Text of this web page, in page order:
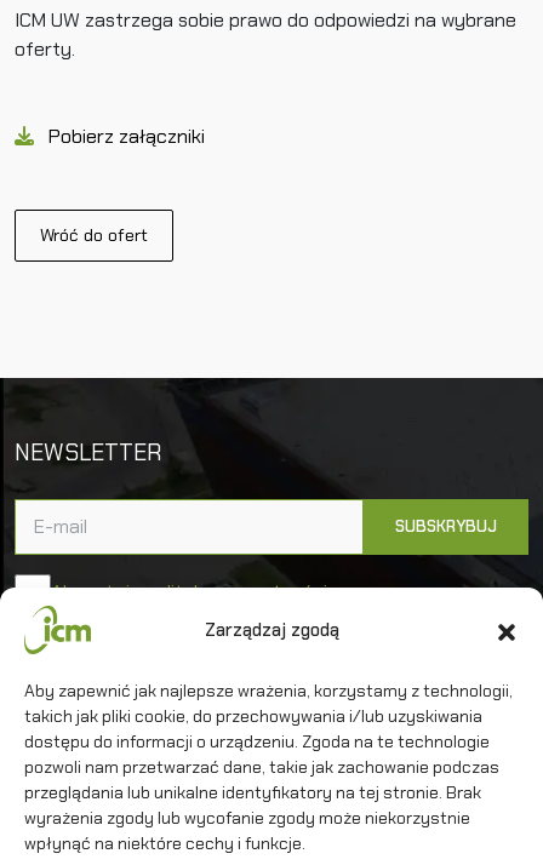
Zarządzaj zgodą
Aby zapewnić jak najlepsze wrażenia, korzystamy z technologii,
takich jak pliki cookie, do przechowywania i/lub uzyskiwania
dostępu do informacji o urządzeniu. Zgoda na te technologie
pozwoli nam przetwarzać dane, takie jak zachowanie podczas
przeglądania lub unikalne identyfikatory na tej stronie. Brak
wyrażenia zgody lub wycofanie zgody może niekorzystnie
wpłynąć na niektóre cechy i funkcje.
ICM UW zastrzega sobie prawo do odpowiedzi na wybrane
oferty.
Pobierz załączniki
Wróć do ofert
NEWSLETTER
Akceptuję politykę prywatności
Uniwersytet Warszawski
Interdyscyplinarne Centrum Modelowania
Matematycznego i Komputerowego